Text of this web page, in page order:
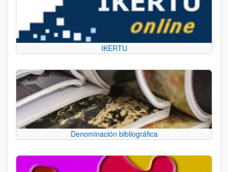
IKERTU
Denominación bibliográfica